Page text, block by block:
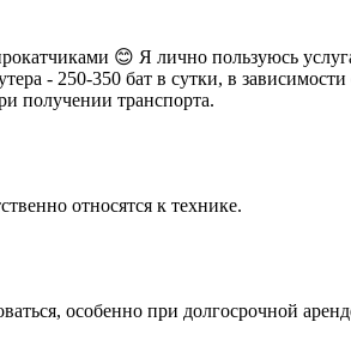
😊 Я лично пользуюсь
- 250-350 бат в сутки, в
получении транспорта.
относятся к технике.
особенно при долгосрочной